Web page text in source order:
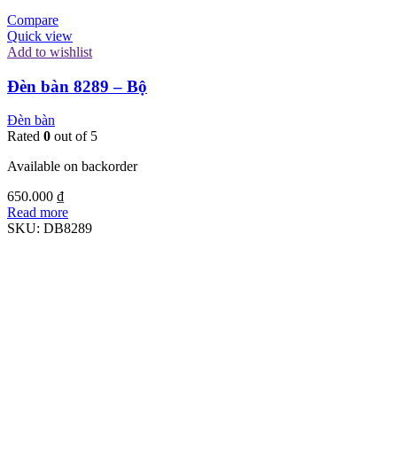
Compare
Quick view
Add to wishlist
Đèn bàn 8289 – Bộ
Đèn bàn
Rated 0 out of 5
Available on backorder
650.000 ₫
Read more
SKU: DB8289